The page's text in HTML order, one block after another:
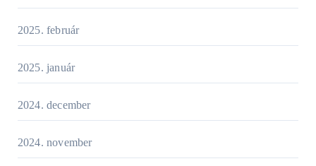
2025. február
2025. január
2024. december
2024. november